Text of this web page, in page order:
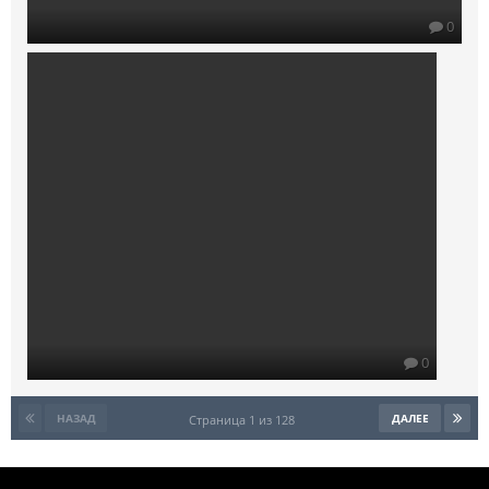
0
0
НАЗАД ДАЛЕЕ
Страница 1 из 128